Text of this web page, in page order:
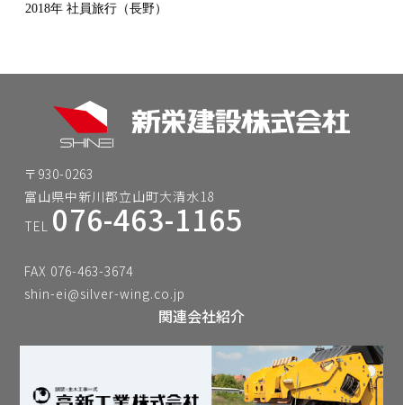
年 社員旅行（長野）
〒930-0263
富山県中新川郡立山町大清水18
TEL 076-463-1165
FAX 076-463-3674
shin-ei@silver-wing.co.jp
関連会社紹介